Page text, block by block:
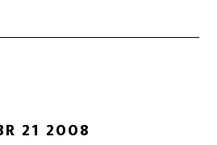
21 2008